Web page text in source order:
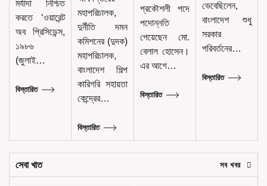
মর্যাদা নিশ্চিত
করতে ‘ওয়ারেন্ট
অব প্রিসিডেন্স,
১৯৮৬
(জুলাই…
বিস্তারিত
মহাপরিচালক,
দুর্নীতি দমন
কমিশনের (দুদক)
মহাপরিচালক,
বাংলাদেশ শিল্প
কারিগরি সহায়তা
কেন্দ্রের…
বিস্তারিত
প্রকৌশলী পদে
পদোন্নতি
পেয়েছেন মো.
বেলাল হোসেন।
এর আগে…
বিস্তারিত
ভেবেছিলেন,
বাংলাদেশ শুধু
সরকার
পরিবর্তনের…
বিস্তারিত
সেবা খাত সব খবর